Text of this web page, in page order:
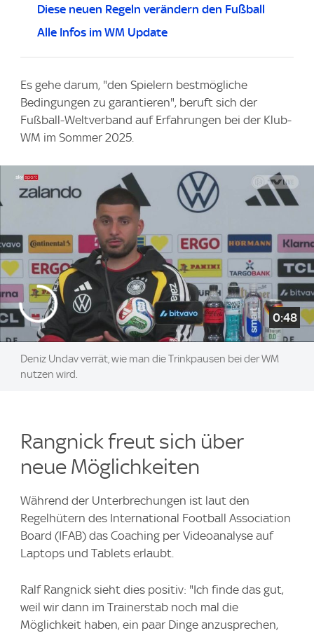
Diese neuen Regeln verändern den Fußball
Alle Infos im WM Update
Es gehe darum, "den Spielern bestmögliche
Bedingungen zu garantieren", beruft sich der
Fußball-Weltverband auf Erfahrungen bei der Klub-
WM im Sommer 2025.
0:48
Deniz Undav verrät, wie man die Trinkpausen bei der WM
nutzen wird.
Rangnick freut sich über
neue Möglichkeiten
Während der Unterbrechungen ist laut den
Regelhütern des International Football Association
Board (IFAB) das Coaching per Videoanalyse auf
Laptops und Tablets erlaubt.
Ralf Rangnick sieht dies positiv: "Ich finde das gut,
weil wir dann im Trainerstab noch mal die
Möglichkeit haben, ein paar Dinge anzusprechen,